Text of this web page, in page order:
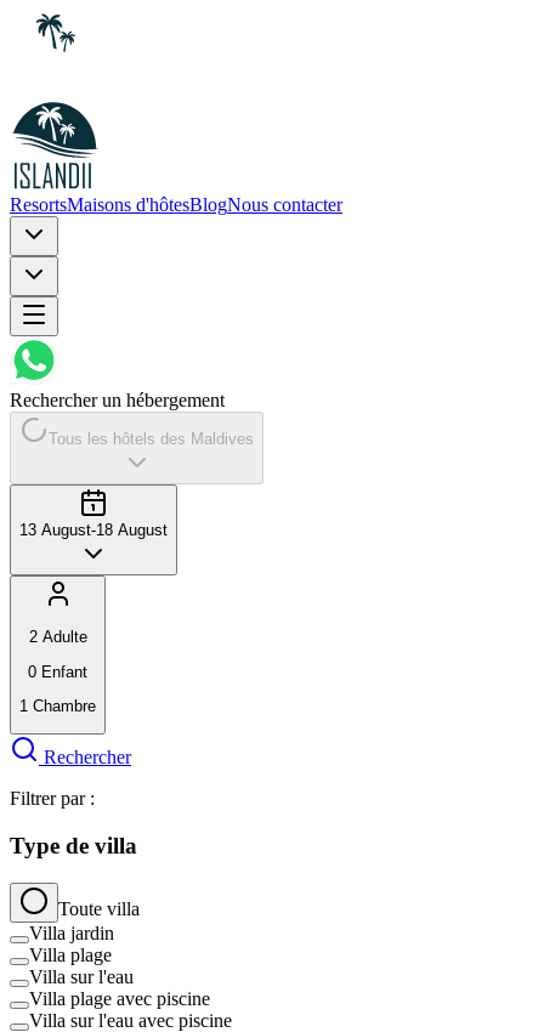
ResortsMaisons d'hôtesBlogNous contacter
Rechercher un hébergement
Tous les hôtels des Maldives
13 August-18 August
2 Adulte
0 Enfant
1 Chambre
Rechercher
Filtrer par :
Type de villa
Toute villa
Villa jardin
Villa plage
Villa sur l'eau
Villa plage avec piscine
Villa sur l'eau avec piscine